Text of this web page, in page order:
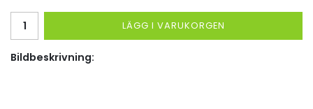
LÄGG I VARUKORGEN
Bildbeskrivning: